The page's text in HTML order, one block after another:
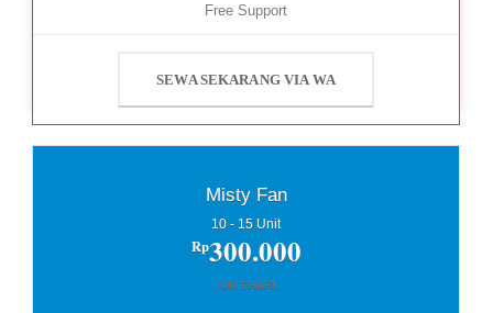
Free Support
SEWA SEKARANG VIA WA
Misty Fan
10 - 15 Unit
Rp300.000
/UNIT/HARI